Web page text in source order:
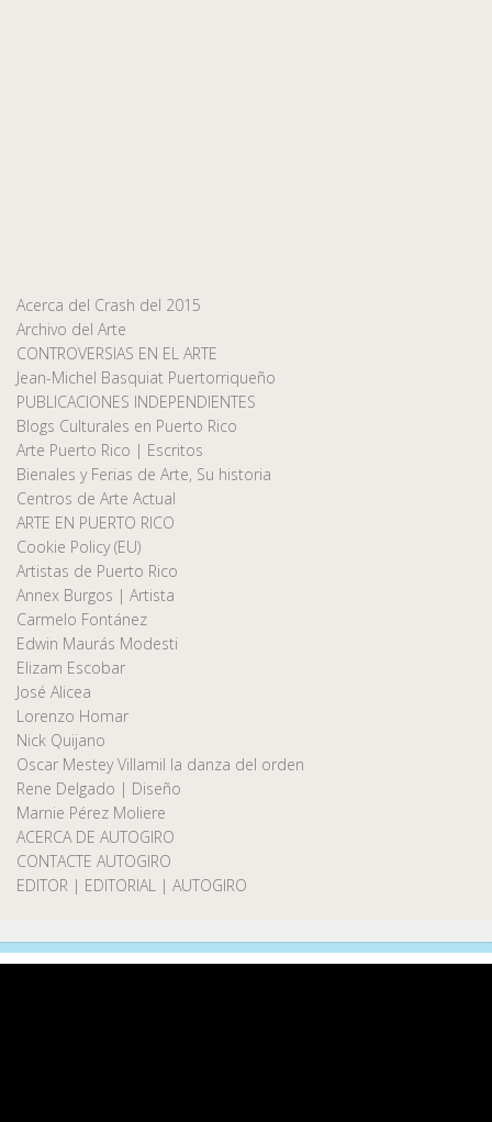
Acerca del Crash del 2015
Archivo del Arte
CONTROVERSIAS EN EL ARTE
Jean-Michel Basquiat Puertorriqueño
PUBLICACIONES INDEPENDIENTES
Blogs Culturales en Puerto Rico
Arte Puerto Rico | Escritos
Bienales y Ferias de Arte, Su historia
Centros de Arte Actual
ARTE EN PUERTO RICO
Cookie Policy (EU)
Artistas de Puerto Rico
Annex Burgos | Artista
Carmelo Fontánez
Edwin Maurás Modesti
Elizam Escobar
José Alicea
Lorenzo Homar
Nick Quijano
Oscar Mestey Villamil la danza del orden
Rene Delgado | Diseño
Marnie Pérez Moliere
ACERCA DE AUTOGIRO
CONTACTE AUTOGIRO
EDITOR | EDITORIAL | AUTOGIRO